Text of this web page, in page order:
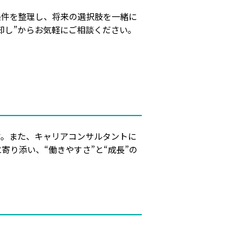
を整理し、将来の選択肢を一緒に
”からお気軽にご相談ください。
また、キャリアコンサルタントに
り添い、“働きやすさ”と“成長”の